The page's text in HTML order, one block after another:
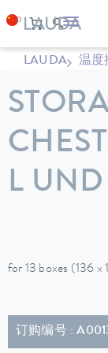
LAUDA 温度
L
for 13 boxes (136 x
订购编号 :